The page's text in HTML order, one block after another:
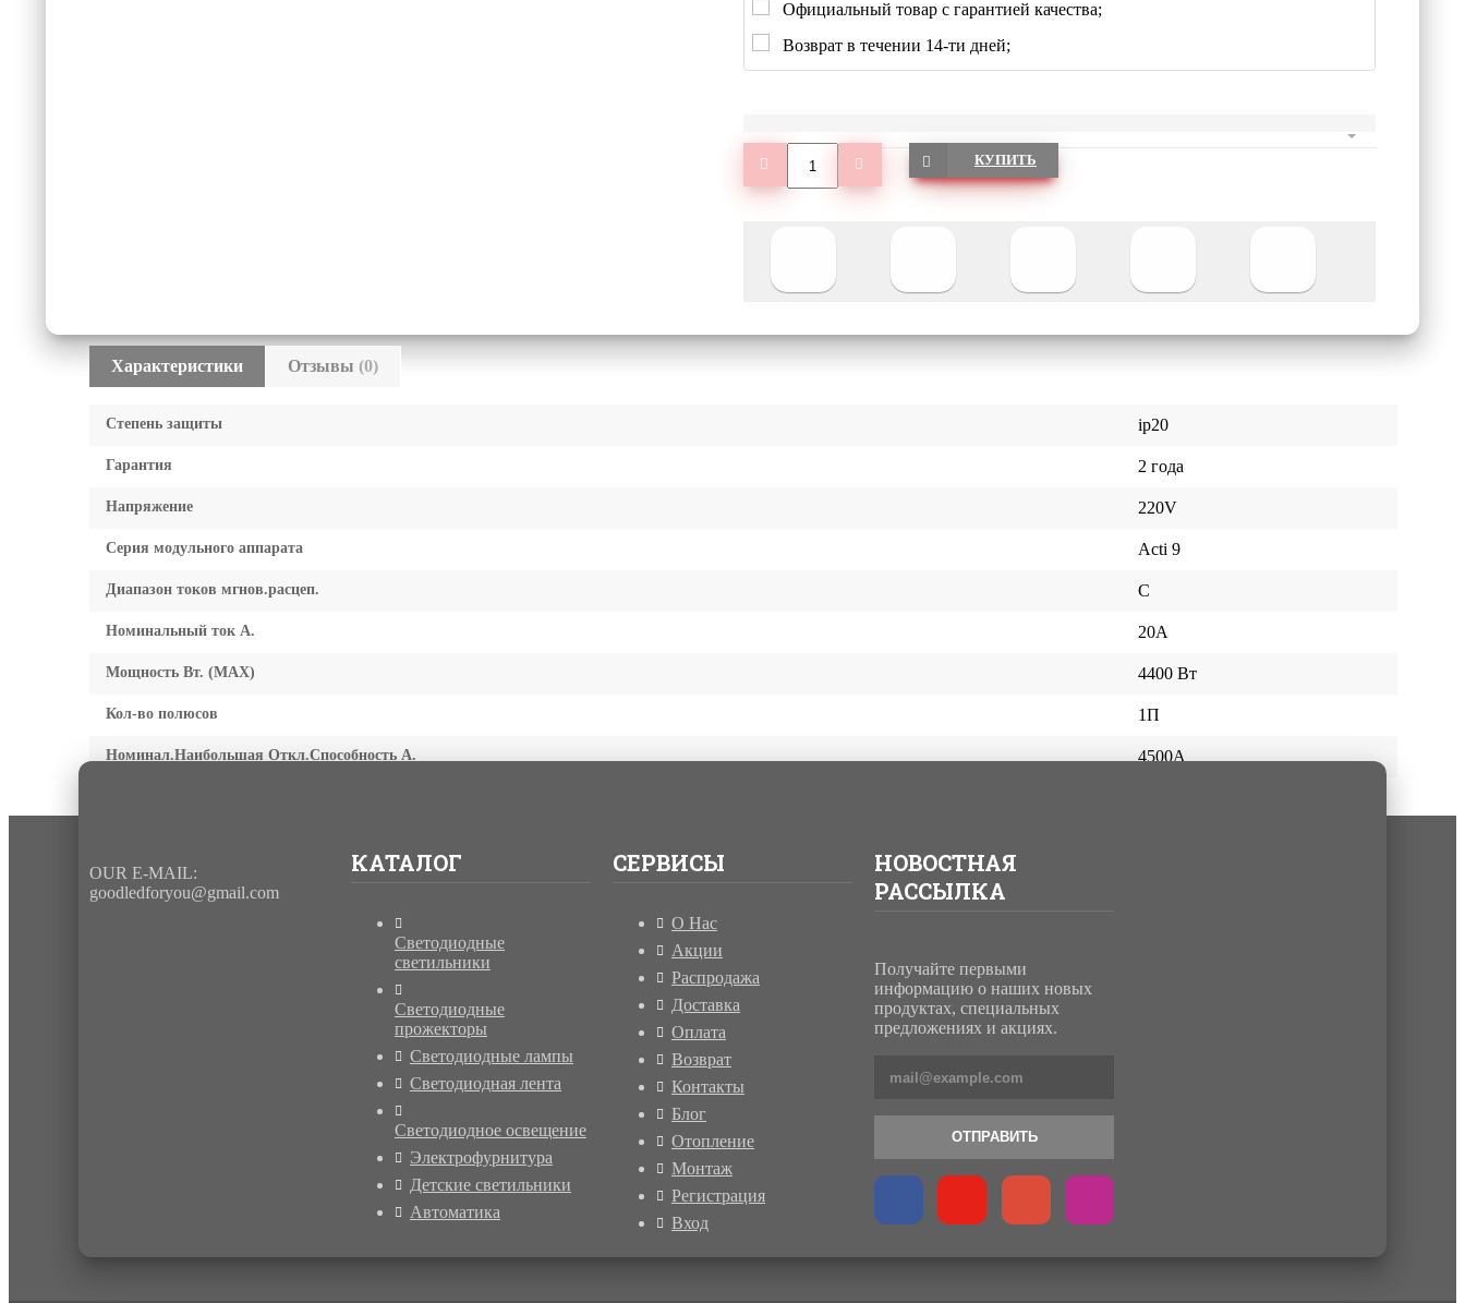
Официальный товар с гарантией качества;
Возврат в течении 14-ти дней;
КУПИТЬ
Характеристики Отзывы (0)
Степень защиты ip20
Гарантия 2 года
Напряжение 220V
Серия модульного аппарата Acti 9
Диапазон токов мгнов.расцеп. C
Номинальный ток А. 20A
Мощность Вт. (МАХ) 4400 Вт
Кол-во полюсов 1П
Номинал.Наибольшая Откл.Способность А. 4500A
OUR E-MAIL:
goodledforyou@gmail.cоm
КАТАЛОГ
Светодиодные
светильники
Светодиодные
прожекторы
Светодиодные лампы
Светодиодная лента
Светодиодное освещение
Электрофурнитура
Детские светильники
Автоматика
СЕРВИСЫ
О Нас
Акции
Распродажа
Доставка
Оплата
Возврат
Контакты
Блог
Отопление
Монтаж
Регистрация
Вход
НОВОСТНАЯ
РАССЫЛКА
Получайте первыми
информацию о наших новых
продуктах, специальных
предложениях и акциях.
ОТПРАВИТЬ